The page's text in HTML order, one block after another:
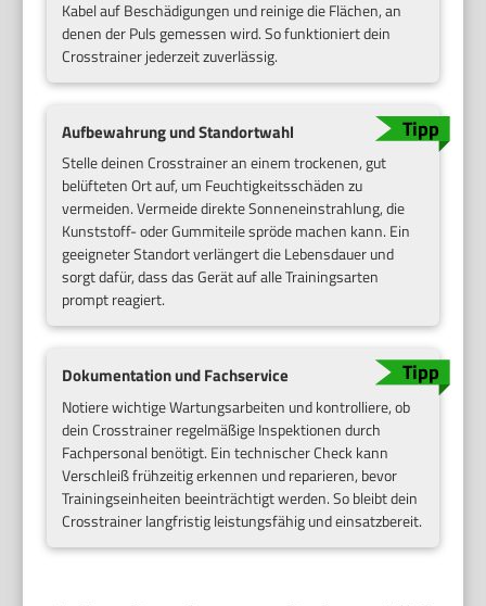
Kabel auf Beschädigungen und reinige die Flächen, an
denen der Puls gemessen wird. So funktioniert dein
Crosstrainer jederzeit zuverlässig.
Aufbewahrung und Standortwahl
Stelle deinen Crosstrainer an einem trockenen, gut
belüfteten Ort auf, um Feuchtigkeitsschäden zu
vermeiden. Vermeide direkte Sonneneinstrahlung, die
Kunststoff- oder Gummiteile spröde machen kann. Ein
geeigneter Standort verlängert die Lebensdauer und
sorgt dafür, dass das Gerät auf alle Trainingsarten
prompt reagiert.
Dokumentation und Fachservice
Notiere wichtige Wartungsarbeiten und kontrolliere, ob
dein Crosstrainer regelmäßige Inspektionen durch
Fachpersonal benötigt. Ein technischer Check kann
Verschleiß frühzeitig erkennen und reparieren, bevor
Trainingseinheiten beeinträchtigt werden. So bleibt dein
Crosstrainer langfristig leistungsfähig und einsatzbereit.